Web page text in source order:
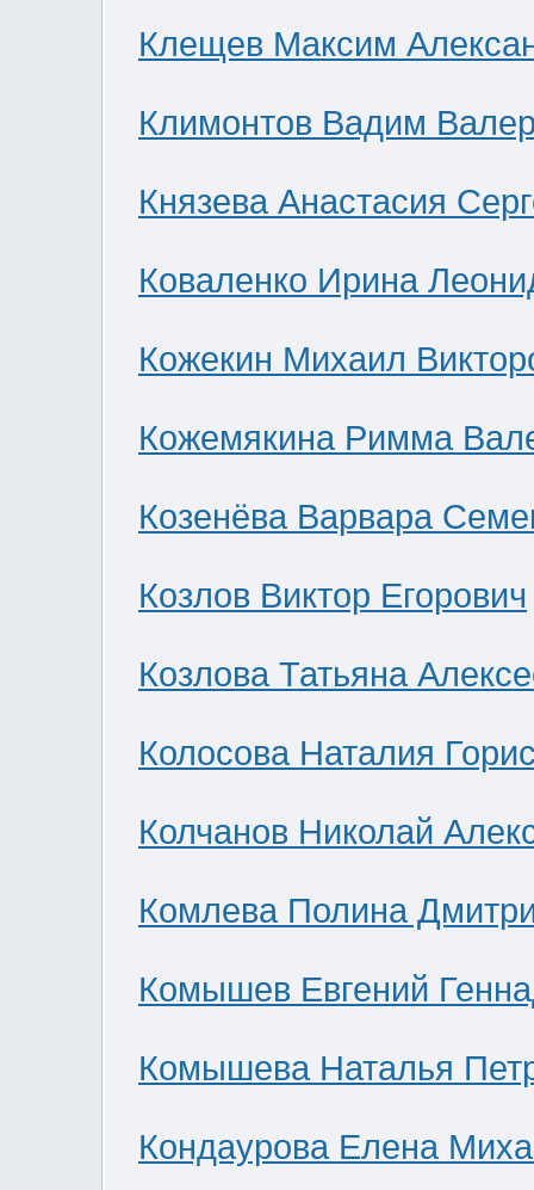
Клещев Максим
Климонтов Вадим
Князева Анастасия
Коваленко Ирина
Кожекин Михаил
Кожемякина Римма
Козенёва Варвара
Козлов Виктор Егорович
Козлова Татьяна
Колосова Наталия
Колчанов Николай
Комлева Полина
Комышев Евгений
Комышева Наталья
Кондаурова Елена